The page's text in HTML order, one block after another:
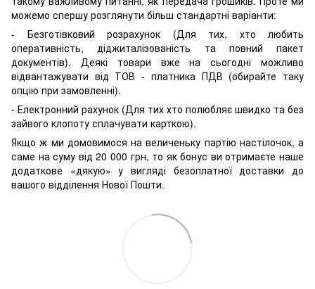
можемо спершу розглянути більш стандартні варіанти:
- Безготівковий розрахунок (Для тих, хто любить
оперативність, діджиталізованість та повний пакет
документів). Деякі товари вже на сьогодні можливо
відвантажувати від ТОВ - платника ПДВ (обирайте таку
опцію при замовленні).
- Електронний рахунок (Для тих хто полюбляє швидко та без
зайвого клопоту сплачувати карткою).
Якщо ж ми домовимося на величеньку партію настілочок, а
саме на суму від 20 000 грн, то як бонус ви отримаєте наше
додаткове «дякую» у вигляді безоплатної доставки до
вашого відділення Нової Пошти.